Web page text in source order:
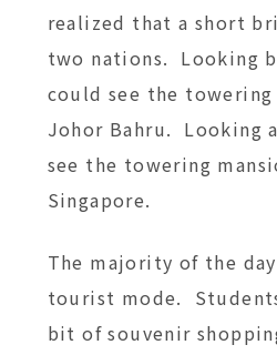
realized that a short
two nations. Looking
could see the towering
Johor Bahru. Looking
see the towering
Singapore.
The majority of the
tourist mode.
bit of souvenir